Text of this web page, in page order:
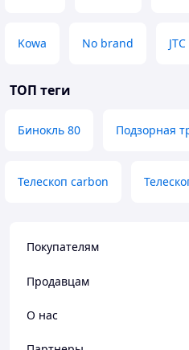
Kowa No brand JTC
ТОП теги
Бинокль 80 Подзорная
Телескоп carbon
Покупателям
Продавцам
О нас